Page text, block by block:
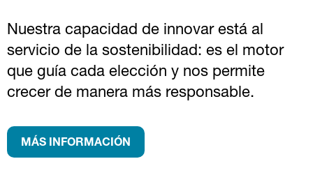
Nuestra capacidad de innovar está al
servicio de la sostenibilidad: es el motor
que guía cada elección y nos permite
crecer de manera más responsable.
MÁS INFORMACIÓN